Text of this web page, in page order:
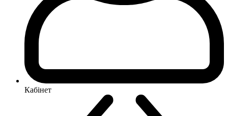
Кабінет